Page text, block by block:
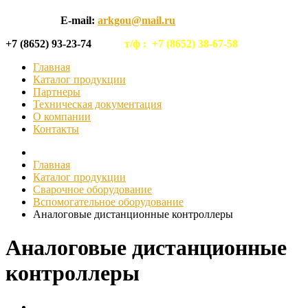
E-mail: arkgou@mail.ru
+7 (8652) 93-23-74 т/ф : +7 (8652) 38-67-58
Главная
Каталог продукции
Партнеры
Техническая документация
О компании
Контакты
Главная
Каталог продукции
Сварочное оборудование
Вспомогательное оборудование
Аналоговые дистанционные контроллеры
Аналоговые дистанционные
контроллеры